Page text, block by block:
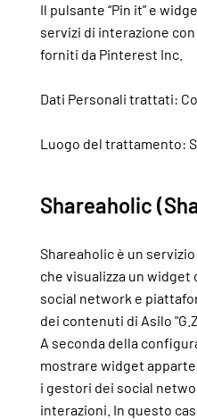
Il pulsante “Pin it” e
servizi di interazione
forniti da Pinterest Inc.
Dati Personali trattati:
Luogo del trattamento:
Shareaholic
Shareaholic è un
che visualizza un widget
social network e
dei contenuti di Asilo
A seconda della
mostrare widget
i gestori dei social
interazioni. In questo